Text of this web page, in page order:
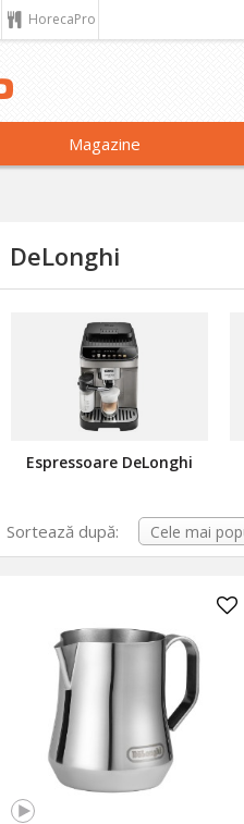
HorecaPro
Magazine
DeLonghi
Espressoare DeLonghi
Sortează după: